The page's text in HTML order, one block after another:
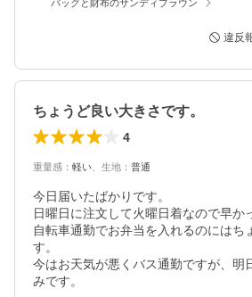
バッグと財布のサンディブラウン
違反
ちょうど良い大きさです。
4
重量感 ： 軽い 生地 ： 普通
今日届いたばかりです。
日曜日に注文して火曜日着なので早か
自転車通勤でお弁当を入れるのにはち
す。
今はお天気が悪くバス通勤ですが、明
みです。